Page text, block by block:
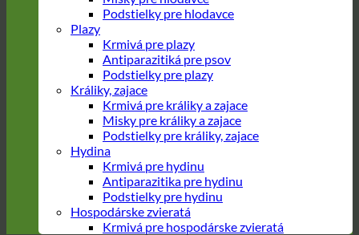
Podstielky pre hlodavce
Plazy
Krmivá pre plazy
Antiparazitiká pre psov
Podstielky pre plazy
Králiky, zajace
Krmivá pre králiky a zajace
Misky pre králiky a zajace
Podstielky pre králiky, zajace
Hydina
Krmivá pre hydinu
Antiparazitika pre hydinu
Podstielky pre hydinu
Hospodárske zvieratá
Krmivá pre hospodárske zvieratá